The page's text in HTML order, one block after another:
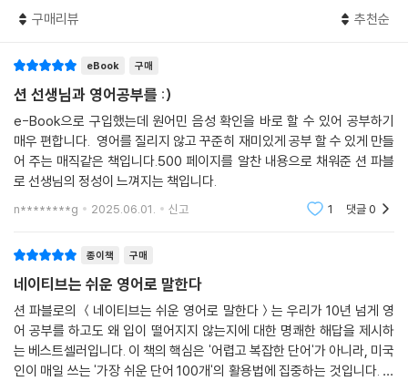
? DAY ? 067
? DAY ? 069
? DAY ? 070
? DAY ? 071
? DAY ? 072
? DAY ? 073
? DAY ? 074
? DAY ? 076
? DAY ? 078
? DAY ? 079
? DAY ? 080
? DAY ? 081
? DAY ? 082
? DAY ? 083
구매리뷰 추천순
eBook 구매
션 선생님과 영어공부를 :)
e-Book으로 구입했는데 원어민 음성 확인을 바로 할 수 있어 공부하기
매우 편합니다. 영어를 질리지 않고 꾸준히 재미있게 공부 할 수 있게 만들
어 주는 매직같은 책입니다.500 페이지를 알찬 내용으로 채워준 션 파블
로 선생님의 정성이 느껴지는 책입니다.
n********g 2025.06.01. 신고 1 댓글0
종이책 구매
네이티브는 쉬운 영어로 말한다
션 파블로의 ＜네이티브는 쉬운 영어로 말한다＞는 우리가 10년 넘게 영
어 공부를 하고도 왜 입이 떨어지지 않는지에 대한 명쾌한 해답을 제시하
는 베스트셀러입니다. 이 책의 핵심은 '어렵고 복잡한 단어'가 아니라, 미국
인이 매일 쓰는 '가장 쉬운 단어 100개'의 활용법에 집중하는 것입니다. 우